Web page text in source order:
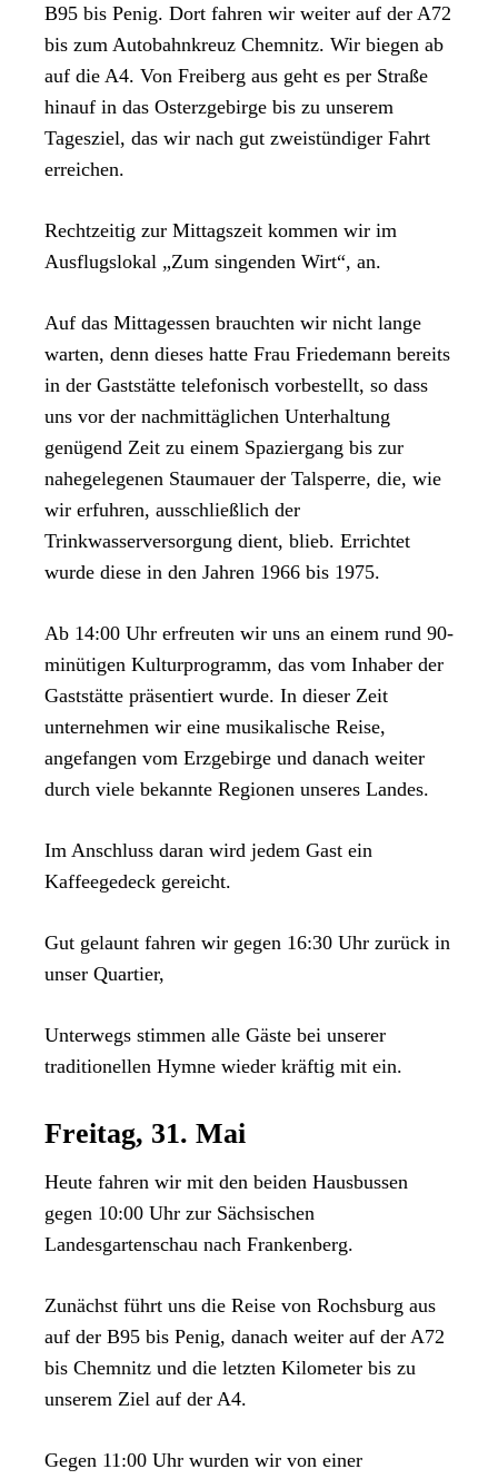
B95 bis Penig. Dort fahren wir weiter auf der A72
bis zum Autobahnkreuz Chemnitz. Wir biegen ab
auf die A4. Von Freiberg aus geht es per Straße
hinauf in das Osterzgebirge bis zu unserem
Tagesziel, das wir nach gut zweistündiger Fahrt
erreichen.
Rechtzeitig zur Mittagszeit kommen wir im
Ausflugslokal „Zum singenden Wirt“, an.
Auf das Mittagessen brauchten wir nicht lange
warten, denn dieses hatte Frau Friedemann bereits
in der Gaststätte telefonisch vorbestellt, so dass
uns vor der nachmittäglichen Unterhaltung
genügend Zeit zu einem Spaziergang bis zur
nahegelegenen Staumauer der Talsperre, die, wie
wir erfuhren, ausschließlich der
Trinkwasserversorgung dient, blieb. Errichtet
wurde diese in den Jahren 1966 bis 1975.
Ab 14:00 Uhr erfreuten wir uns an einem rund 90-
minütigen Kulturprogramm, das vom Inhaber der
Gaststätte präsentiert wurde. In dieser Zeit
unternehmen wir eine musikalische Reise,
angefangen vom Erzgebirge und danach weiter
durch viele bekannte Regionen unseres Landes.
Im Anschluss daran wird jedem Gast ein
Kaffeegedeck gereicht.
Gut gelaunt fahren wir gegen 16:30 Uhr zurück in
unser Quartier,
Unterwegs stimmen alle Gäste bei unserer
traditionellen Hymne wieder kräftig mit ein.
Freitag, 31. Mai
Heute fahren wir mit den beiden Hausbussen
gegen 10:00 Uhr zur Sächsischen
Landesgartenschau nach Frankenberg.
Zunächst führt uns die Reise von Rochsburg aus
auf der B95 bis Penig, danach weiter auf der A72
bis Chemnitz und die letzten Kilometer bis zu
unserem Ziel auf der A4.
Gegen 11:00 Uhr wurden wir von einer